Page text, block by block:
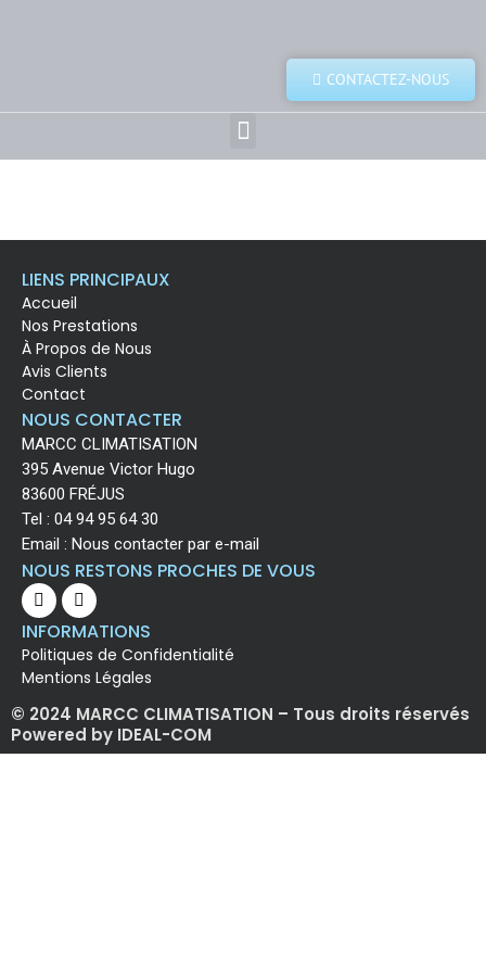
CONTACTEZ-NOUS
LIENS PRINCIPAUX
Accueil
Nos Prestations
À Propos de Nous
Avis Clients
Contact
NOUS CONTACTER
MARCC CLIMATISATION
395 Avenue Victor Hugo
83600 FRÉJUS
Tel : 04 94 95 64 30
Email : Nous contacter par e-mail
NOUS RESTONS PROCHES DE VOUS
INFORMATIONS
Politiques de Confidentialité
Mentions Légales
© 2024 MARCC CLIMATISATION – Tous droits réservés
Powered by IDEAL-COM